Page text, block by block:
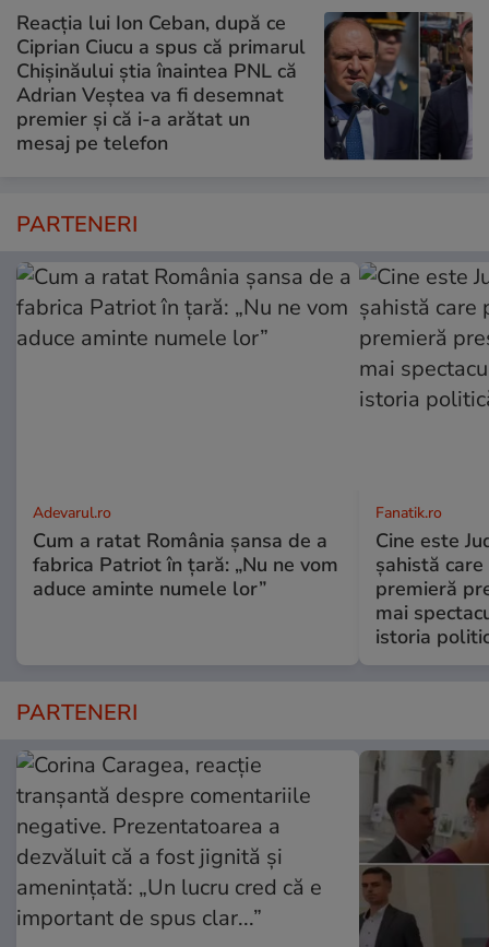
Reacția lui Ion Ceban, după ce
Ciprian Ciucu a spus că primarul
Chișinăului știa înaintea PNL că
Adrian Veștea va fi desemnat
premier și că i-a arătat un
mesaj pe telefon
PARTENERI
Adevarul.ro
Cum a ratat România șansa de a
fabrica Patriot în țară: „Nu ne vom
aduce aminte numele lor”
Fanatik.ro
Cine este
şahistă
premieră
mai
istoria
PARTENERI